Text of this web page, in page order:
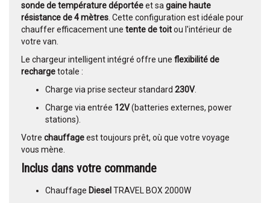
sonde de température déportéeet sa gaine haute
résistance de 4 mètres . Cette configuration est idéale pour
chauffer efficacement une tente de toitou l'intérieur de
votre van.
Le chargeur intelligent intégré offre une flexibilité de
rechargetotale :
Charge via prise secteur standard 230V
Charge via entrée 12V(batteries externes, power
stations).
Votre chauffageest toujours prêt, où que votre voyage
vous mène.
Inclus dans votre commande
Chauffage Diesel TRAVEL BOX 2000W